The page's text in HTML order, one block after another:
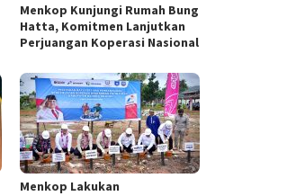
Menkop Kunjungi Rumah Bung
Hatta, Komitmen Lanjutkan
Perjuangan Koperasi Nasional
Menkop Lakukan